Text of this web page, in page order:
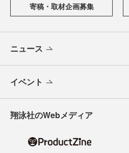
寄稿・取材企画募集
ニュース
イベント
翔泳社のWebメディア